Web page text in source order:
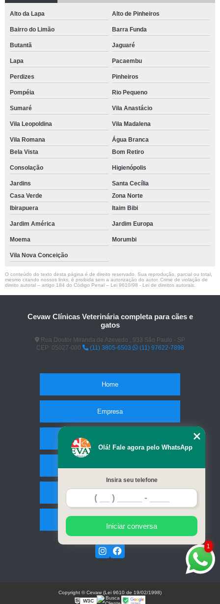
Alto da Lapa Alto de Pinheiros
Bairro do Limão Barra Funda
Butantã Jaguaré
Lapa Pacaembu
Perdizes Pinheiros
Pompéia Rio Pequeno
Sumaré Vila Anastácio
Vila Leopoldina Vila Madalena
Vila Romana
Água Branca
Bela Vista
Bom Retiro
Consolação Higienópolis
Jardins
Santa Cecília
Casa Verde
Zona Norte
Ibirapuera
Itaim Bibi
Jardim América Jardim Europa
Moema Morumbi
Vila Nova Conceição
O conteúdo do texto desta página é de direito reservado. Sua reprodução, parcial ou total,
mesmo citando nossos links, é proibida sem a autorização do autor. Crime de violação de
direito autoral – artigo 184 do Código Penal – Lei 9610/98 - Lei de direitos autorais
Cevaw Clínicas Veterinária completa para cães e
gatos
Rua Doutor Miranda de Azevedo , 933 São Paulo - SP
CEP: 05027-000
(11) 3805-6503 (11) 97622-7898
Home
Empresa
Contato
1
Olá! Fale agora pelo WhatsApp
Insira seu telefone
Iniciar conversa
Copyright © Cevaw (Lei 9610 de 19/02/1998)
W3C